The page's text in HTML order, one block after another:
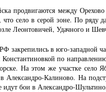
продвигаются между
что село в серой зоне. По
Леонтовичей, Удачного и
закрепились в юго-западной
по
На этом же участке село
Александро-Калиново. На
бои в Александро-